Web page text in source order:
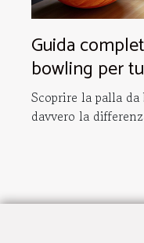
Guida
bowling per
Scoprire la palla
davvero la